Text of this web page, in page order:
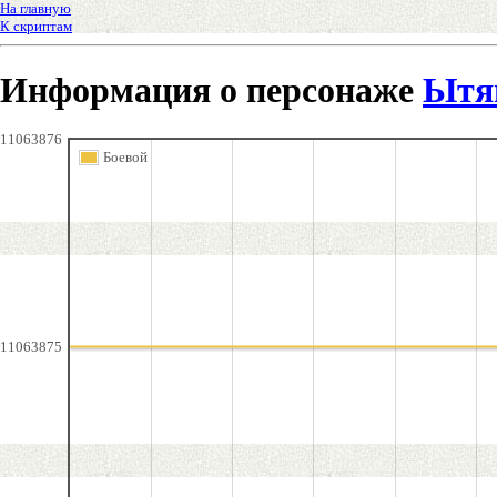
На главную
К скриптам
Информация о персонаже
11063875
11063876
Боевой